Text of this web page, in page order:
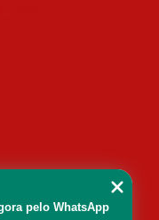
pelo WhatsApp